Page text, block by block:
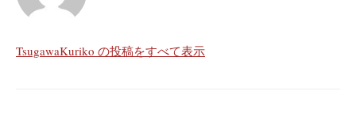
TsugawaKuriko の投稿をすべて表示